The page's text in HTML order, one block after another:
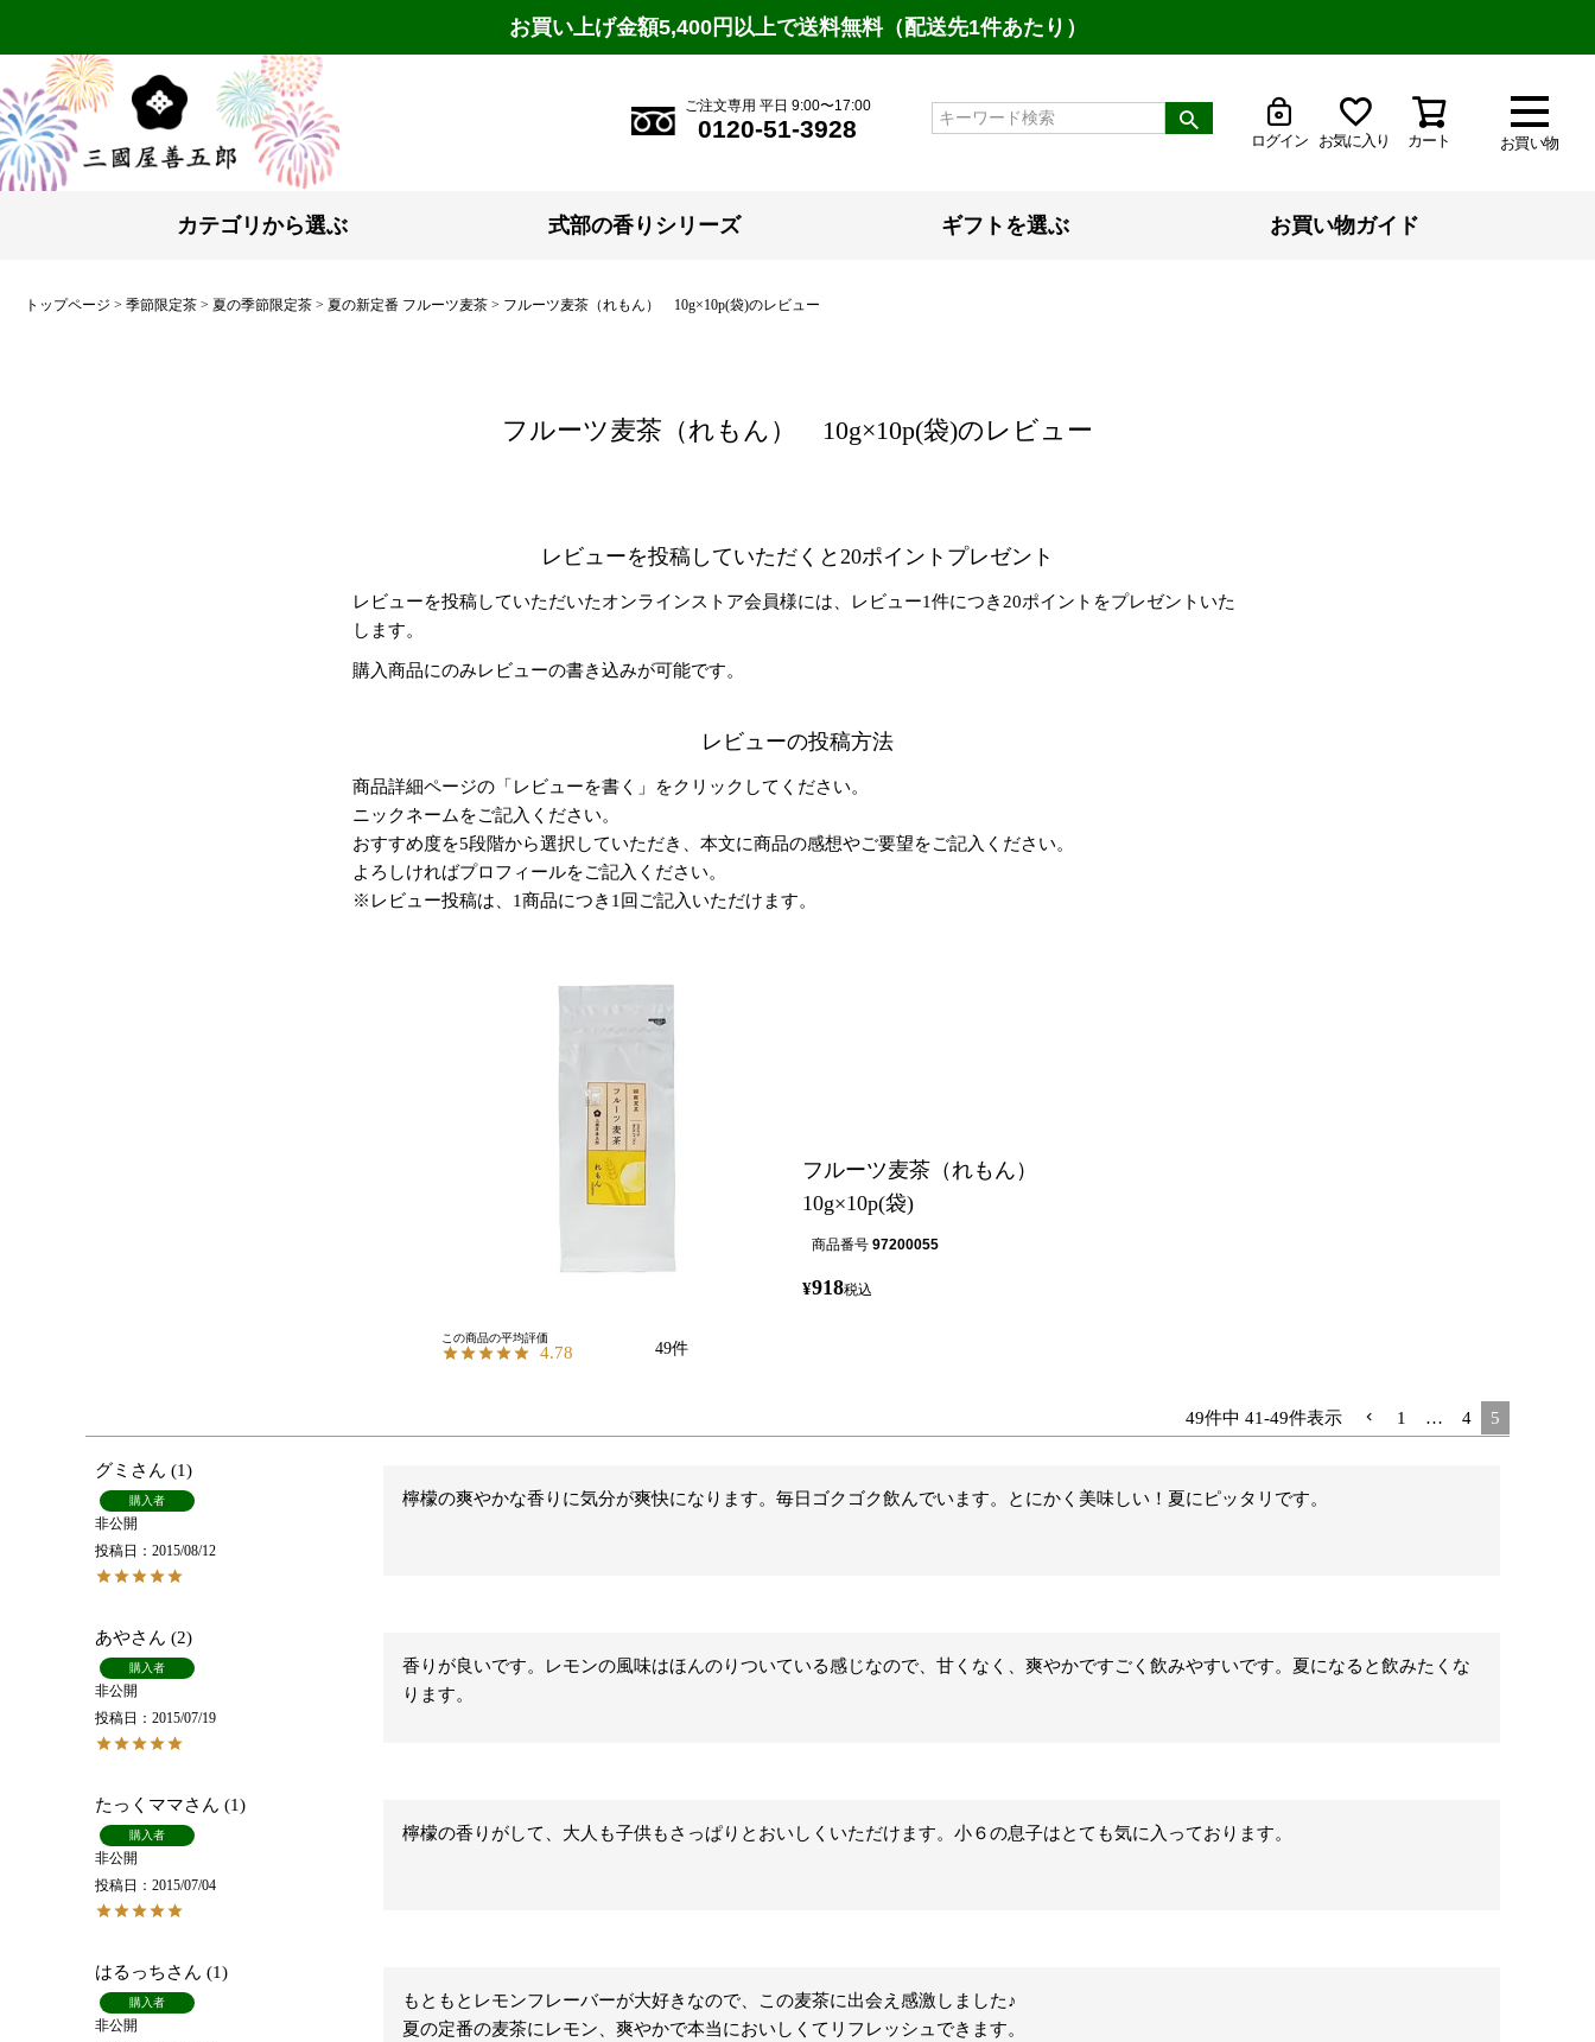
お買い上げ金額5,400円以上で送料無料（配送先1件あたり）
お買い物
ご注文専用 平日 9:00〜17:00
0120-51-3928 ログイン お気に入り カート
カテゴリから選ぶ 式部の香りシリーズ ギフトを選ぶ お買い物ガイド
トップページ 季節限定茶 夏の季節限定茶 夏の新定番 フルーツ麦茶 フルーツ麦茶（れもん） 10g×10p(袋)のレビュー
フルーツ麦茶（れもん） 10g×10p(袋)のレビュー
レビューを投稿していただくと20ポイントプレゼント
レビューを投稿していただいたオンラインストア会員様には、レビュー1件につき20ポイントをプレゼントいた
します。
購入商品にのみレビューの書き込みが可能です。
レビューの投稿方法
商品詳細ページの「レビューを書く」をクリックしてください。
ニックネームをご記入ください。
おすすめ度を5段階から選択していただき、本文に商品の感想やご要望をご記入ください。
よろしければプロフィールをご記入ください。
※レビュー投稿は、1商品につき1回ご記入いただけます。
フルーツ麦茶（れもん）
10g×10p(袋)
商品番号 97200055
¥918税込
4.78 49
49件中 41-49件表示 1 … 4 5
グミ 1
購入者
非公開
投稿日
2015/08/12
檸檬の爽やかな香りに気分が爽快になります。毎日ゴクゴク飲んでいます。とにかく美味しい！夏にピッタリです。
あや 2
購入者
非公開
投稿日
2015/07/19
香りが良いです。レモンの風味はほんのりついている感じなので、甘くなく、爽やかですごく飲みやすいです。夏になると飲みたくな
ります。
たっくママ 1
購入者
非公開
投稿日
2015/07/04
檸檬の香りがして、大人も子供もさっぱりとおいしくいただけます。小６の息子はとても気に入っております。
はるっち 1
購入者
非公開
もともとレモンフレーバーが大好きなので、この麦茶に出会え感激しました♪
夏の定番の麦茶にレモン、爽やかで本当においしくてリフレッシュできます。